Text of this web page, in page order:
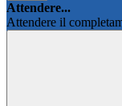
Attendere...
Attendere il